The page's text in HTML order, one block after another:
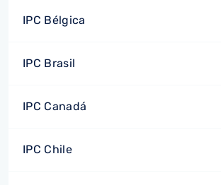
IPC Bélgica
IPC Brasil
IPC Canadá
IPC Chile